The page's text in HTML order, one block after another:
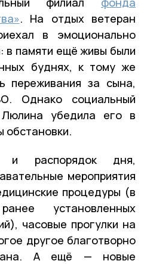
. На отдых ветеран
в эмоционально
в памяти ещё живы были
буднях, к тому же
переживания за сына,
Однако социальный
убедила его в
обстановки.
и распорядок дня,
мероприятия
процедуры (в
установленных
часовые прогулки на
другое благотворно
А ещё — новые